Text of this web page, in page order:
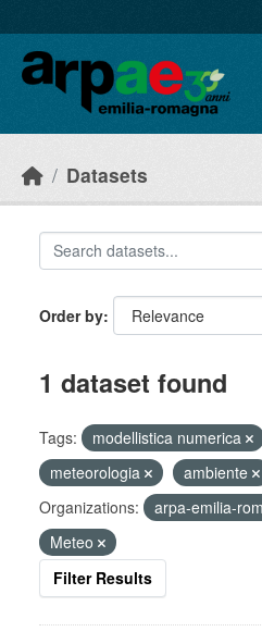
Datasets
Order by
1 dataset found
Tags: modellistica numerica
meteorologia
ambiente
Organizations:
arpa-emilia-
Meteo
Filter Results